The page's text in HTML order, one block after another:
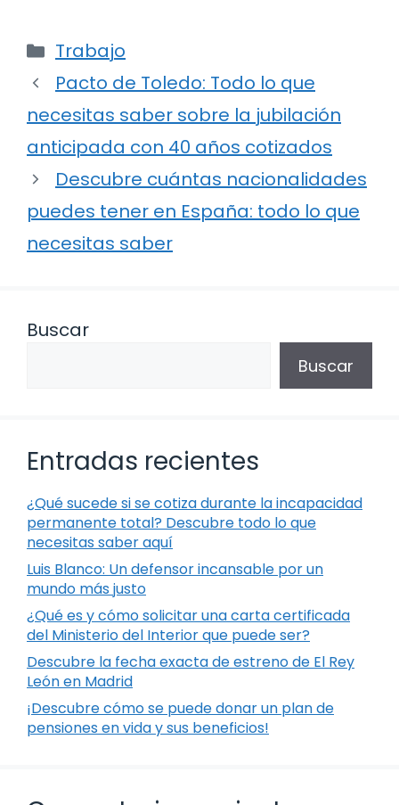
Categorías
Trabajo
Pacto de Toledo: Todo lo que
necesitas saber sobre la jubilación
anticipada con 40 años cotizados
Descubre cuántas nacionalidades
puedes tener en España: todo lo que
necesitas saber
Buscar
Buscar
Entradas recientes
¿Qué sucede si se cotiza durante la incapacidad
permanente total? Descubre todo lo que
necesitas saber aquí
Luis Blanco: Un defensor incansable por un
mundo más justo
¿Qué es y cómo solicitar una carta certificada
del Ministerio del Interior que puede ser?
Descubre la fecha exacta de estreno de El Rey
León en Madrid
¡Descubre cómo se puede donar un plan de
pensiones en vida y sus beneficios!